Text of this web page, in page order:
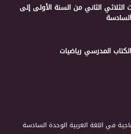
الثلاثي الثاني من السنة الأولى إلى
المدرسي رياضيات
في اللغة العربية الوحدة السادسة